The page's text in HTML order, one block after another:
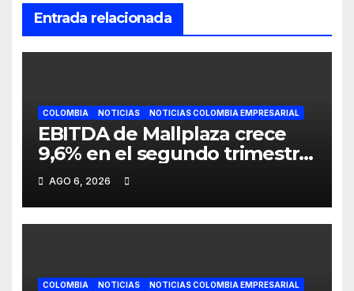
Entrada relacionada
COLOMBIA NOTICIAS NOTICIAS COLOMBIA EMPRESARIAL
EBITDA de Mallplaza crece
9,6% en el segundo trimestre
mientras avanza en su plan
de crecimiento en Colombia
AGO 6, 2026
COLOMBIA NOTICIAS NOTICIAS COLOMBIA EMPRESARIAL